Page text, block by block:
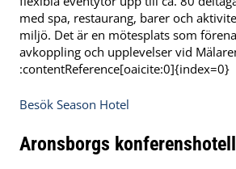
med spa, restaurang, barer och
miljö. Det är en mötesplats som
avkoppling och upplevelser vid
:contentReference[oaicite:0]{index=0}
Besök Season Hotel
Aronsborgs